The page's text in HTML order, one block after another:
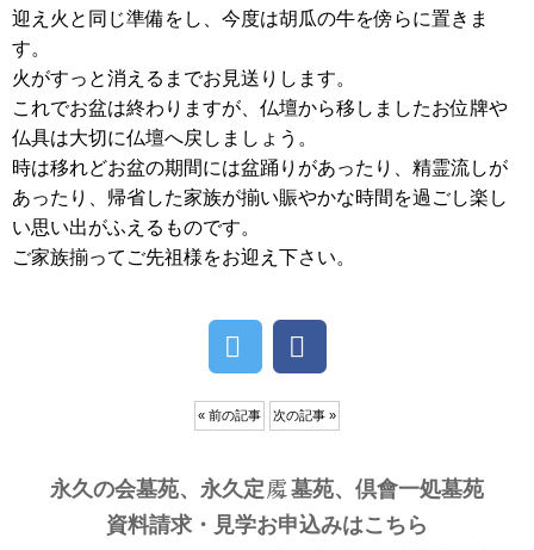
迎え火と同じ準備をし、今度は胡瓜の牛を傍らに置きま
す。
火がすっと消えるまでお見送りします。
これでお盆は終わりますが、仏壇から移しましたお位牌や
仏具は大切に仏壇へ戻しましょう。
時は移れどお盆の期間には盆踊りがあったり、精霊流しが
あったり、帰省した家族が揃い賑やかな時間を過ごし楽し
い思い出がふえるものです。
ご家族揃ってご先祖様をお迎え下さい。
« 前の記事 次の記事 »
永久の会墓苑、永久定
墓苑、倶會一処墓苑
資料請求・見学お申込みはこちら